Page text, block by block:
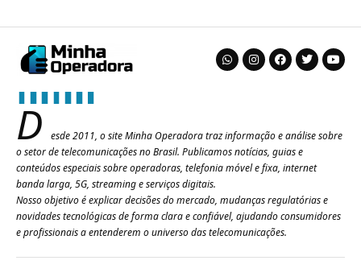
D
esde 2011, o site Minha Operadora traz informação e análise sobre
o setor de telecomunicações no Brasil. Publicamos notícias, guias e
conteúdos especiais sobre operadoras, telefonia móvel e fixa, internet
banda larga, 5G, streaming e serviços digitais.
Nosso objetivo é explicar decisões do mercado, mudanças regulatórias e
novidades tecnológicas de forma clara e confiável, ajudando consumidores
e profissionais a entenderem o universo das telecomunicações.